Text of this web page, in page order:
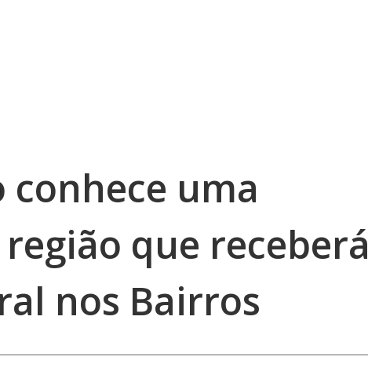
uma
que receberá
nos Bairros